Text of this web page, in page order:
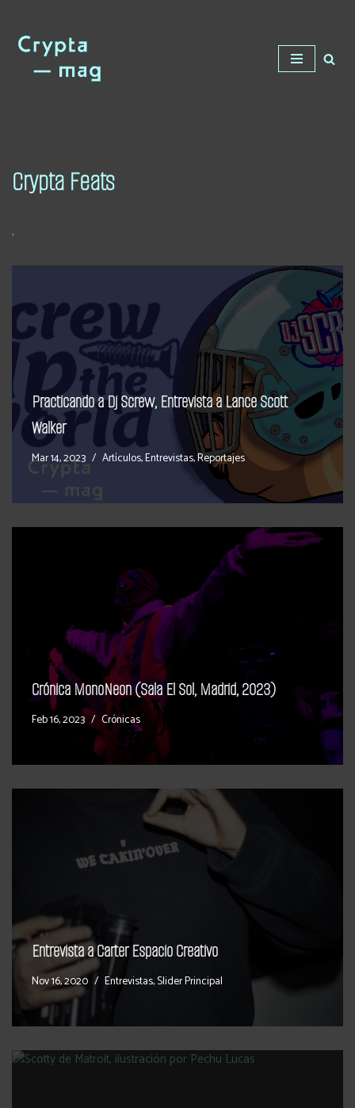
Saltar
contenido
Crypta Feats
.
Practicando a Dj Screw, Entrevista a Lance Scott
Walker
Mar 14, 2023 Artículos,Entrevistas,Reportajes
Crónica MonoNeon (Sala El Sol, Madrid, 2023)
Feb 16, 2023 Crónicas
Entrevista a Carter Espacio Creativo
Nov 16, 2020 Entrevistas,Slider Principal